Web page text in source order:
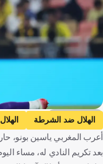
Getty Images
الهلال ضد الشرطة الهلال
دوري أبطال آسيا النخبة
العراق
المغرب كرة
أعرب المغربي ياسين بونو،
بعد تكريم النادي له، مساء